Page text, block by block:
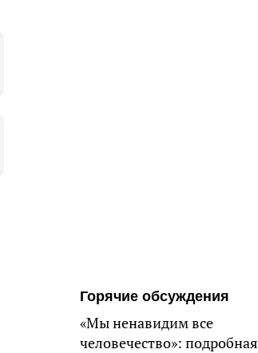
Горячие обсуждения
«Мы ненавидим все
человечество»: подробная